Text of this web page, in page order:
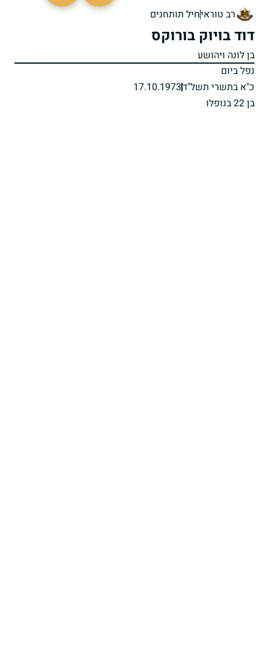
רב טוראיחיל תותחנים
דוד בויוק בורוקס
בן לונה ויהושע
נפל ביום
כ"א בתשרי תשל"ד17.10.1973
בן 22 בנופלו